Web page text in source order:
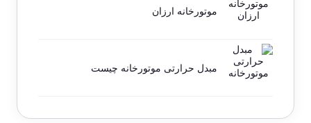
موتورخانه ارزان
مبدل حرارتی موتورخانه چیست